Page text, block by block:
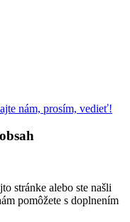
nám, prosím, vedieť!
stránke alebo ste našli
pomôžete s doplnením